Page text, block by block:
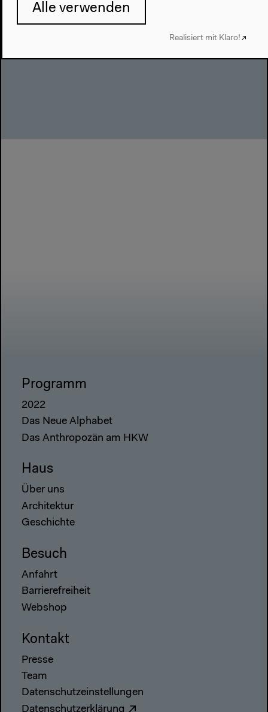
Do, 24.09.2015
Programm
2022
Das Neue Alphabet
Das Anthropozän am HKW
Haus
Über uns
Architektur
Geschichte
Besuch
Anfahrt
Barrierefreiheit
Webshop
Kontakt
Presse
Team
Datenschutzeinstellungen
Datenschutzerklärung
Alle verwenden
Realisiert mit Klaro!